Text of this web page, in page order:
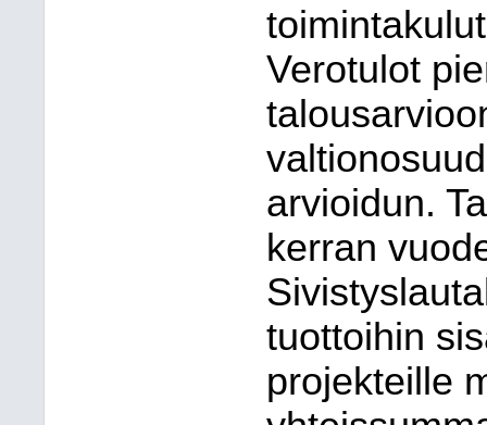
Verotulot
arvioidun.
kerran
tuottoihin
projekteille